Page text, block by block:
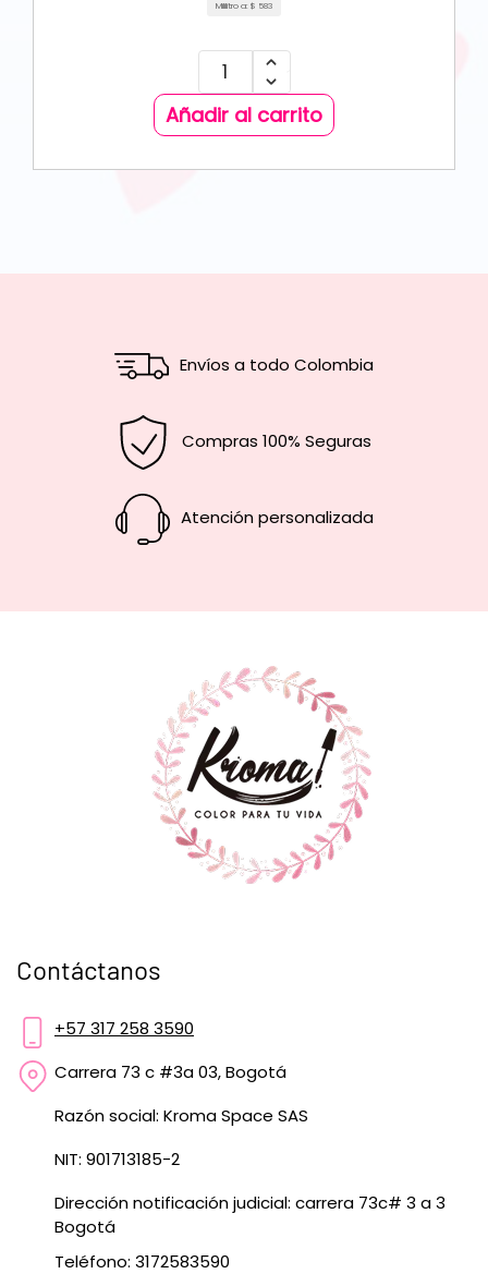
Mililitro a: $ 583
Añadir al carrito
Envíos a todo Colombia
Compras 100% Seguras
Atención personalizada
Contáctanos
+57 317 258 3590
Carrera 73 c #3a 03, Bogotá
Razón social: Kroma Space SAS
NIT: 901713185-2
Dirección notificación judicial: carrera 73c# 3 a 3
Bogotá
Teléfono: 3172583590